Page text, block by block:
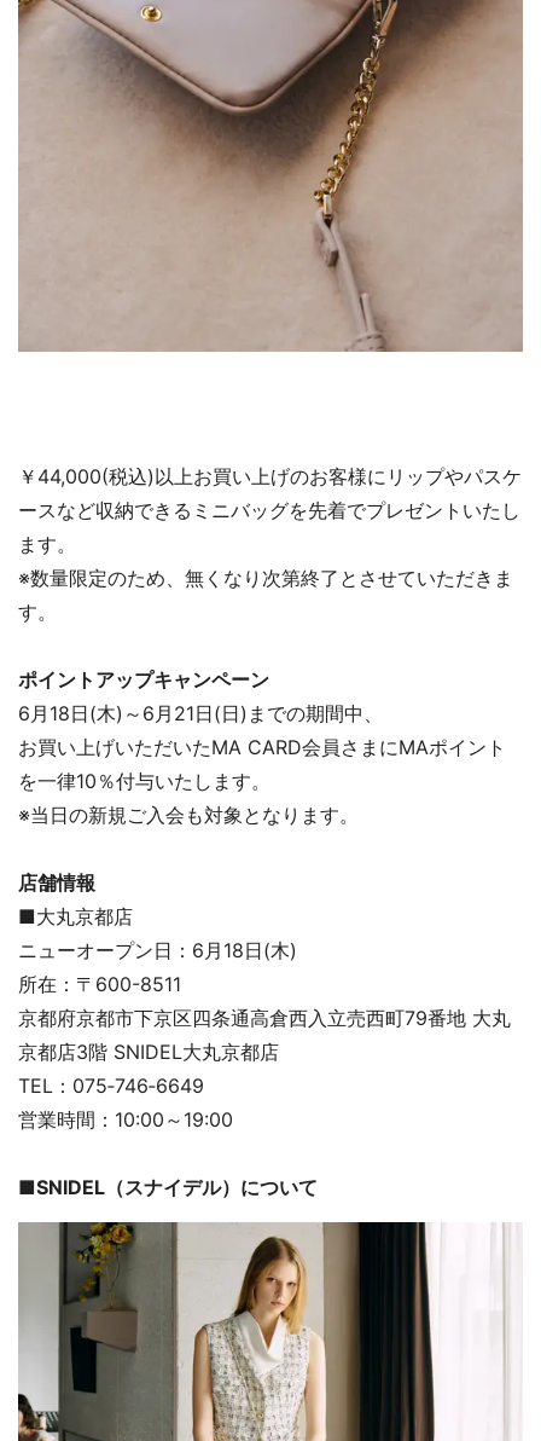
￥44,000(税込)以上お買い上げのお客様にリップやパスケ
ースなど収納できるミニバッグを先着でプレゼントいたし
ます。
※数量限定のため、無くなり次第終了とさせていただきま
す。
ポイントアップキャンペーン
6月18日(木)～6月21日(日)までの期間中、
お買い上げいただいたMA CARD会員さまにMAポイント
を一律10％付与いたします。
※当日の新規ご入会も対象となります。
店舗情報
■大丸京都店
ニューオープン日：6月18日(木)
所在：〒600-8511
京都府京都市下京区四条通高倉西入立売西町79番地 大丸
京都店3階 SNIDEL大丸京都店
TEL：075‐746‐6649
営業時間：10:00～19:00
■SNIDEL（スナイデル）について